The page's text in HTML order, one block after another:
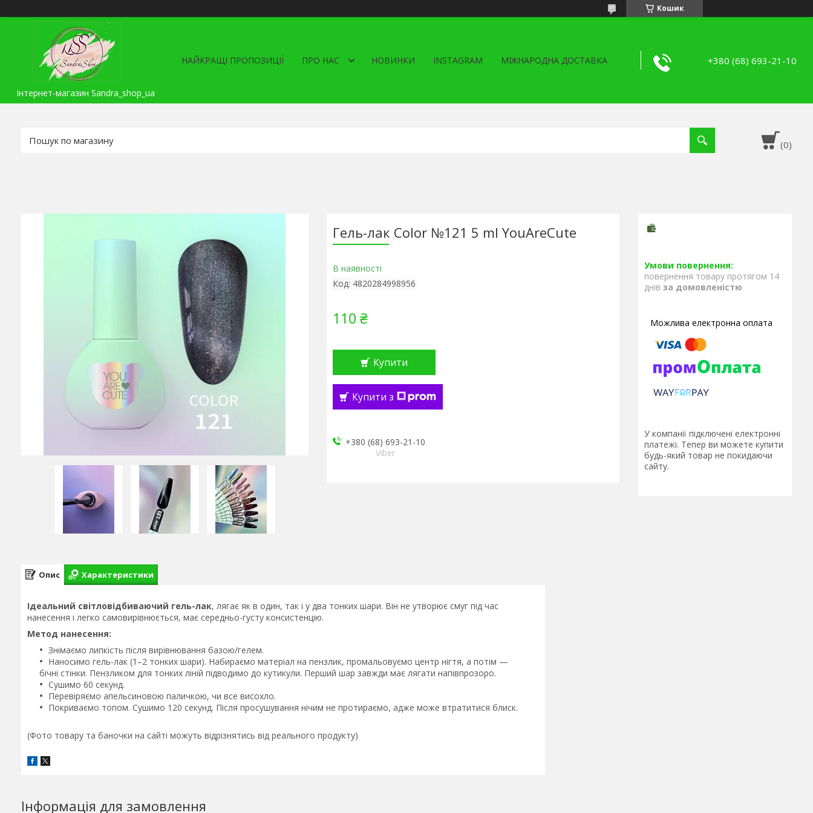
Кошик
Інтернет-магазин Sandra_shop_ua
НАЙКРАЩІ ПРОПОЗИЦІЇ ПРО НАС НОВИНКИ INSTAGRAM МІЖНАРОДНА ДОСТАВКА +380 (68) 693-21-10
Гель-лак Color №121 5 ml YouAreCute
В наявності
Код: 4820284998956
110 ₴
Купити
Купити з
+380 (68) 693-21-10
Viber
повернення товару протягом 14
днів за домовленістю
У компанії підключені електронні
платежі. Тепер ви можете купити
будь-який товар не покидаючи
сайту.
Опис Характеристики
Ідеальний світловідбиваючий гель-лак, лягає як в один, так і у два тонких шари. Він не утворює смуг під час
нанесення і легко самовирівнюється, має середньо-густу консистенцію.
Метод нанесення:
Знімаємо липкість після вирівнювання базою/гелем.
Наносимо гель-лак (1–2 тонких шари). Набираємо матеріал на пензлик, промальовуємо центр нігтя, а потім —
бічні стінки. Пензликом для тонких ліній підводимо до кутикули. Перший шар завжди має лягати напівпрозоро.
Сушимо 60 секунд.
Перевіряємо апельсиновою паличкою, чи все висохло.
Покриваємо топом. Сушимо 120 секунд. Після просушування нічим не протираємо, адже може втратитися блиск.
(Фото товару та баночки на сайті можуть відрізнятись від реального продукту)
Інформація для замовлення